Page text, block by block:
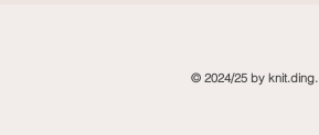
© 2024/25 by knit.ding.